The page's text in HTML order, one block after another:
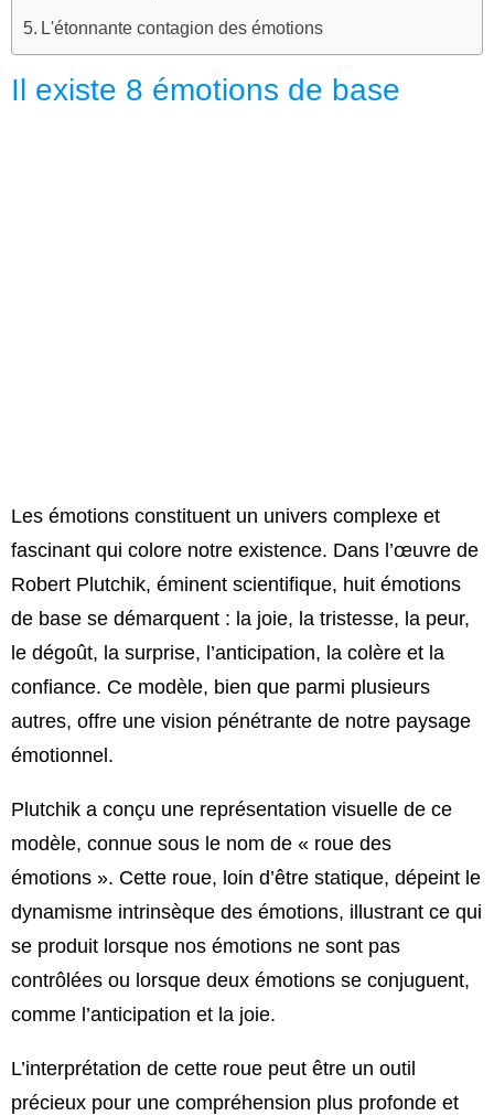
L'étonnante contagion des émotions
Il existe 8 émotions de base
Les émotions constituent un univers complexe et
fascinant qui colore notre existence. Dans l’œuvre de
Robert Plutchik, éminent scientifique, huit émotions
de base se démarquent : la joie, la tristesse, la peur,
le dégoût, la surprise, l’anticipation, la colère et la
confiance. Ce modèle, bien que parmi plusieurs
autres, offre une vision pénétrante de notre paysage
émotionnel.
Plutchik a conçu une représentation visuelle de ce
modèle, connue sous le nom de « roue des
émotions ». Cette roue, loin d’être statique, dépeint le
dynamisme intrinsèque des émotions, illustrant ce qui
se produit lorsque nos émotions ne sont pas
contrôlées ou lorsque deux émotions se conjuguent,
comme l’anticipation et la joie.
L’interprétation de cette roue peut être un outil
précieux pour une compréhension plus profonde et